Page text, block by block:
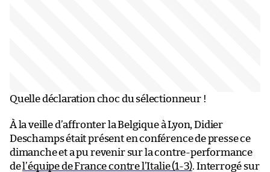
Quelle déclaration choc du sélectionneur !
À la veille d’affronter la Belgique à Lyon, Didier
Deschamps était présent en conférence de presse ce
dimanche et a pu revenir sur la contre-performance
del’équipe de France contre l’Italie (1-3). Interrogé sur